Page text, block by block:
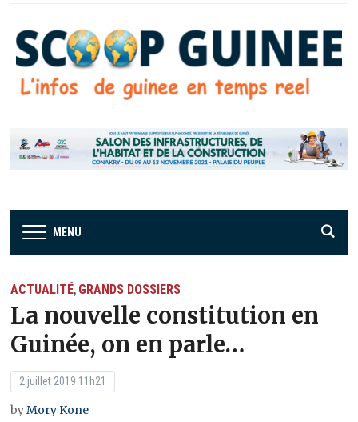
MENU
ACTUALITÉ, GRANDS DOSSIERS
La nouvelle constitution en
Guinée, on en parle…
2 juillet 2019 11h21
byMory Kone